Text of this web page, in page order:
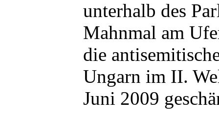
unterhalb des
Mahnmal am
die
Ungarn im II.
Juni 2009